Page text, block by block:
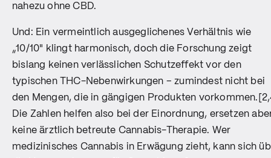
nahezu ohne CBD.
Und: Ein vermeintlich ausgeglichenes Verhältnis wie
„10/10" klingt harmonisch, doch die Forschung zeigt
bislang keinen verlässlichen Schutzeffekt vor den
typischen THC-Nebenwirkungen – zumindest nicht bei
den Mengen, die in gängigen Produkten
Die Zahlen helfen also bei der Einordnung, ersetzen
keine ärztlich betreute Cannabis-Therapie. Wer
medizinisches Cannabis in Erwägung zieht, kann sich